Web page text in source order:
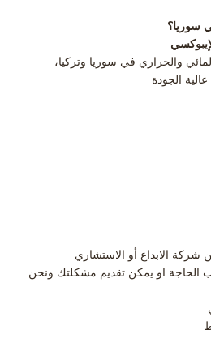
سوريا؟
والحراري في سوريا وتركيا،
الجودة
شركة الابداع أو الاستشاري
الحاجة او يمكن تقديم مشكلتك ونحن